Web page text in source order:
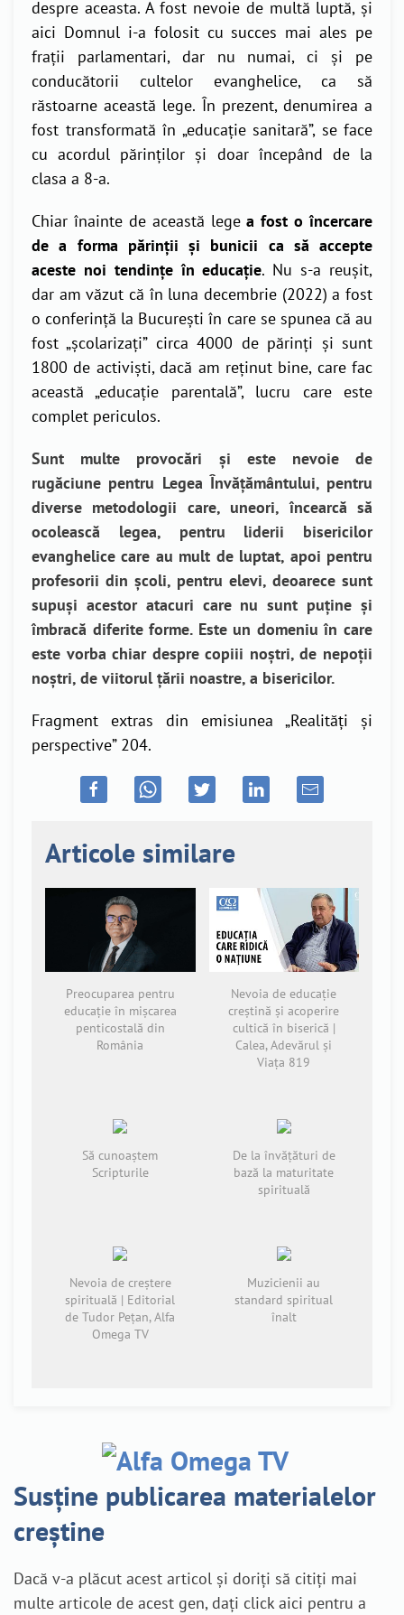
despre aceasta. A fost nevoie de multă luptă, și
aici Domnul i-a folosit cu succes mai ales pe
frații parlamentari, dar nu numai, ci și pe
conducătorii cultelor evanghelice, ca să
răstoarne această lege. În prezent, denumirea a
fost transformată în „educație sanitară”, se face
cu acordul părinților și doar începând de la
clasa a 8-a.
Chiar înainte de această legea fost o încercare
de a forma părinții și bunicii ca să accepte
aceste noi tendințe în educație. Nu s-a reușit,
dar am văzut că în luna decembrie (2022) a fost
o conferință la București în care se spunea că au
fost „școlarizați” circa 4000 de părinți și sunt
1800 de activiști, dacă am reținut bine, care fac
această „educație parentală”, lucru care este
complet periculos.
Sunt multe provocări și este nevoie de
rugăciune pentru Legea Învățământului, pentru
diverse metodologii care, uneori, încearcă să
ocolească legea, pentru liderii bisericilor
evanghelice care au mult de luptat, apoi pentru
profesorii din școli, pentru elevi, deoarece sunt
supuși acestor atacuri care nu sunt puține și
îmbracă diferite forme. Este un domeniu în care
este vorba chiar despre copiii noștri, de nepoții
noștri, de viitorul țării noastre, a bisericilor.
Fragment extras din emisiunea „Realități și
perspective” 204.
Articole similare
Preocuparea pentru
educație în mișcarea
penticostală din
România
Nevoia de educație
creștină și acoperire
cultică în biserică |
Calea, Adevărul și
Viața 819
Să cunoaștem
Scripturile
De la învățături de
bază la maturitate
spirituală
Nevoia de creștere
spirituală | Editorial
de Tudor Pețan, Alfa
Omega TV
Muzicienii au
standard spiritual
înalt
Susține publicarea materialelor
creștine
Dacă v-a plăcut acest articol și doriți să citiți mai
multe articole de acest gen, dați click aici pentru a